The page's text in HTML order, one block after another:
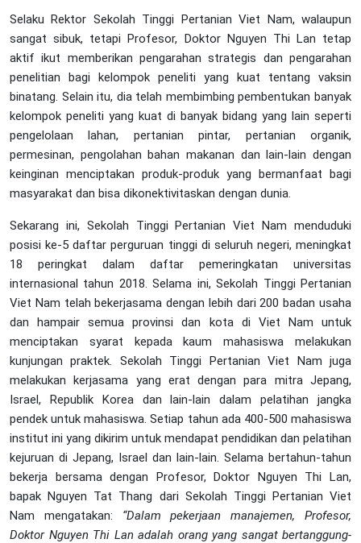
Selaku Rektor Sekolah Tinggi Pertanian Viet Nam, walaupun
sangat sibuk, tetapi Profesor, Doktor Nguyen Thi Lan tetap
aktif ikut memberikan pengarahan strategis dan pengarahan
penelitian bagi kelompok peneliti yang kuat tentang vaksin
binatang. Selain itu, dia telah membimbing pembentukan banyak
kelompok peneliti yang kuat di banyak bidang yang lain seperti
pengelolaan lahan, pertanian pintar, pertanian organik,
permesinan, pengolahan bahan makanan dan lain-lain dengan
keinginan menciptakan produk-produk yang bermanfaat bagi
masyarakat dan bisa dikonektivitaskan dengan dunia.
Sekarang ini, Sekolah Tinggi Pertanian Viet Nam menduduki
posisi ke-5 daftar perguruan tinggi di seluruh negeri, meningkat
18 peringkat dalam daftar pemeringkatan universitas
internasional tahun 2018. Selama ini, Sekolah Tinggi Pertanian
Viet Nam telah bekerjasama dengan lebih dari 200 badan usaha
dan hampair semua provinsi dan kota di Viet Nam untuk
menciptakan syarat kepada kaum mahasiswa melakukan
kunjungan praktek. Sekolah Tinggi Pertanian Viet Nam juga
melakukan kerjasama yang erat dengan para mitra Jepang,
Israel, Republik Korea dan lain-lain dalam pelatihan jangka
pendek untuk mahasiswa. Setiap tahun ada 400-500 mahasiswa
institut ini yang dikirim untuk mendapat pendidikan dan pelatihan
kejuruan di Jepang, Israel dan lain-lain. Selama bertahun-tahun
bekerja bersama dengan Profesor, Doktor Nguyen Thi Lan,
bapak Nguyen Tat Thang dari Sekolah Tinggi Pertanian Viet
Nam mengatakan: “Dalam pekerjaan manajemen, Profesor,
Doktor Nguyen Thi Lan adalah orang yang sangat bertanggung-